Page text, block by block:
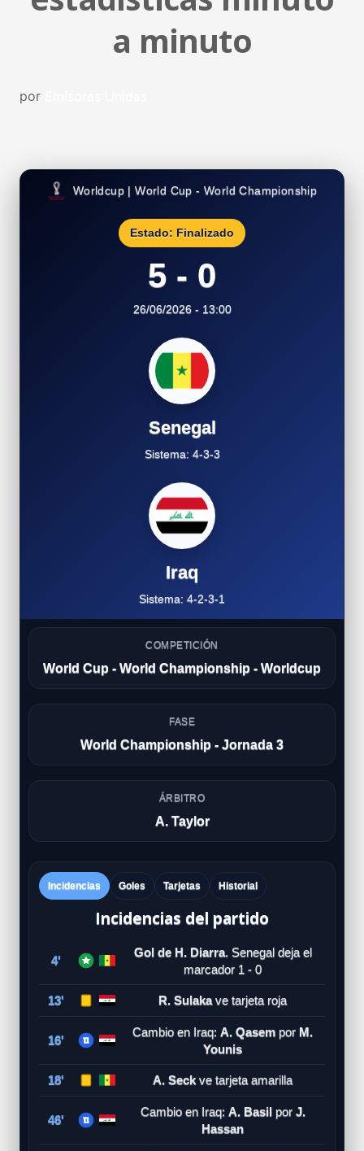
a minuto
por
Worldcup | World Cup - World Championship
Senegal
Sistema: 4-3-3
Estado: Finalizado
5 - 0
26/06/2026 - 13:00
Iraq
Sistema: 4-2-3-1
COMPETICIÓN
World Cup - World Championship - Worldcup
FASE
World Championship - Jornada 3
ÁRBITRO
A. Taylor
Incidencias Goles Tarjetas Historial
Incidencias del partido
4'
Gol de H. Diarra. Senegal deja el
marcador 1 - 0
13' R. Sulakave tarjeta roja
16'
Cambio en Iraq: A. Qasem por M.
Younis
18' A. Seck ve tarjeta amarilla
46'
Cambio en Iraq: A. Basilpor J.
Hassan